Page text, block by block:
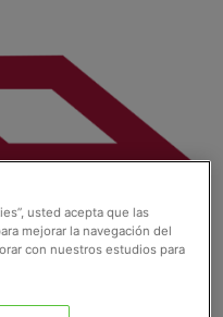
usted acepta que las
mejorar la navegación del
con nuestros estudios para